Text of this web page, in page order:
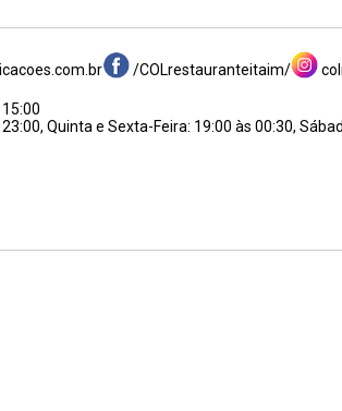
/COLrestauranteitaim/
Quinta e Sexta-Feira: 19:00 às 00:30,